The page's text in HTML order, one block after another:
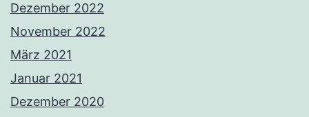
Dezember 2022
November 2022
März 2021
Januar 2021
Dezember 2020